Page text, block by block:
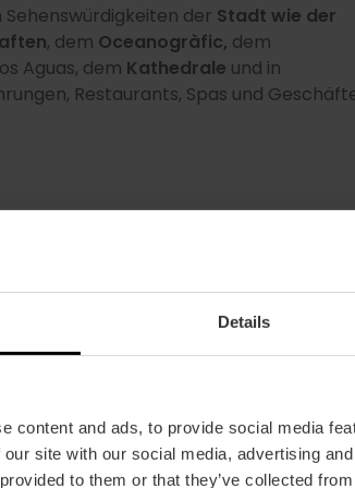
Details
content and ads, to provide social media
site with our social media, advertising
to them or that they’ve collected
der Stadt wie der
, dem Oceanogràfic, dem
Aguas, dem Kathedrale und in
Restaurants, Spas und
oder 72 Stunden
drei Tage in Valencia aufhalten, die
optimal zu nutzen.
Verkehrsmittel in der Stadt nutzen und
La Lonja eintreten können. Möchten
bei zahlreichen Attraktionen,
und vielem mehr, und du kannst